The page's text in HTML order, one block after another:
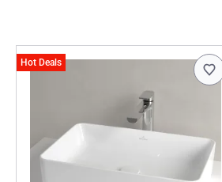
Hot Deals